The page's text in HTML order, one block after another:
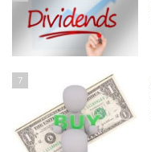
7